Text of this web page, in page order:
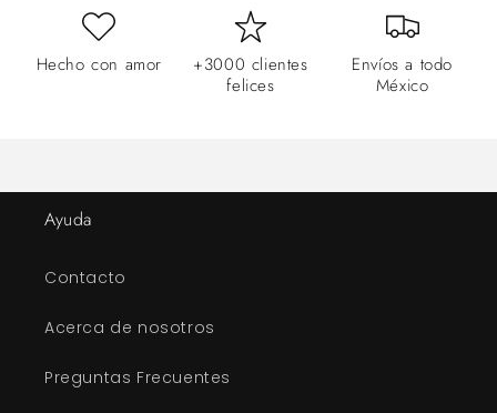
Hecho con amor
+3000 clientes
felices
Envíos a todo
México
Ayuda
Contacto
Acerca de nosotros
Preguntas Frecuentes